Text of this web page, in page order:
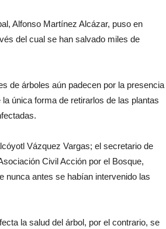
Alfonso Martínez Alcázar, puso en
del cual se han salvado miles de
de árboles aún padecen por la presencia
única forma de retirarlos de las plantas
Vázquez Vargas; el secretario de
Civil Acción por el Bosque,
nunca antes se habían intervenido las
la salud del árbol, por el contrario, se